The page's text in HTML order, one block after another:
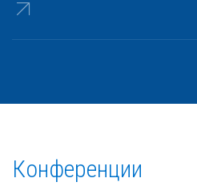
Конференции